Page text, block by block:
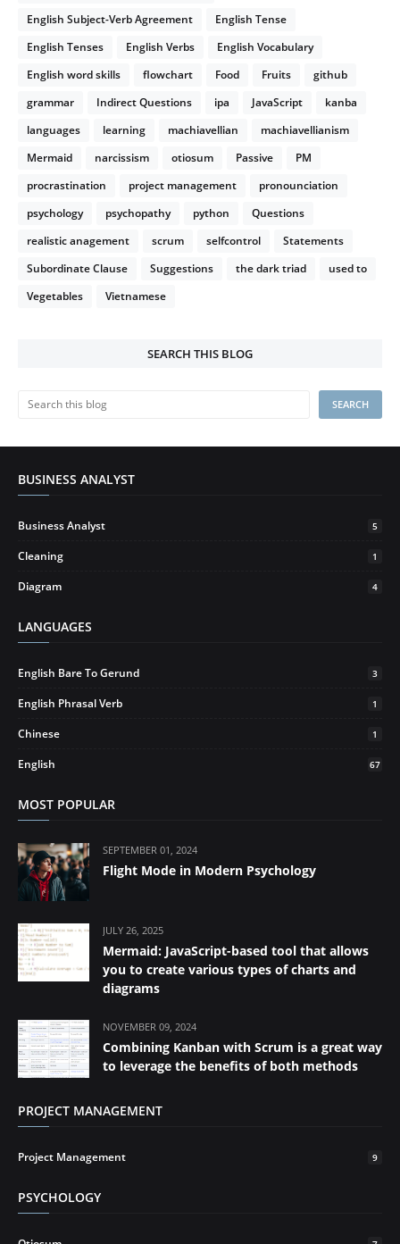
English Subject-Verb Agreement
English Tense
English Tenses
English Verbs
English Vocabulary
English word skills
flowchart Food Fruits
github
grammar
Indirect Questions ipa JavaScript
kanba
languages
learning machiavellian
machiavellianism
Mermaid
narcissism otiosum Passive
PM
procrastination
project management
pronounciation
psychology
psychopathy python
Questions
realistic anagement
scrum selfcontrol
Statements
Subordinate Clause
Suggestions the dark triad
used to
Vegetables
Vietnamese
SEARCH THIS BLOG
BUSINESS ANALYST
Business Analyst 5
Cleaning 1
Diagram 4
LANGUAGES
English Bare To Gerund 3
English Phrasal Verb 1
Chinese 1
English 67
MOST POPULAR
SEPTEMBER 01, 2024
Flight Mode in Modern Psychology
JULY 26, 2025
Mermaid: JavaScript-based tool that allows
you to create various types of charts and
diagrams
NOVEMBER 09, 2024
Combining Kanban with Scrum is a great way
to leverage the benefits of both methods
PROJECT MANAGEMENT
Project Management 9
PSYCHOLOGY